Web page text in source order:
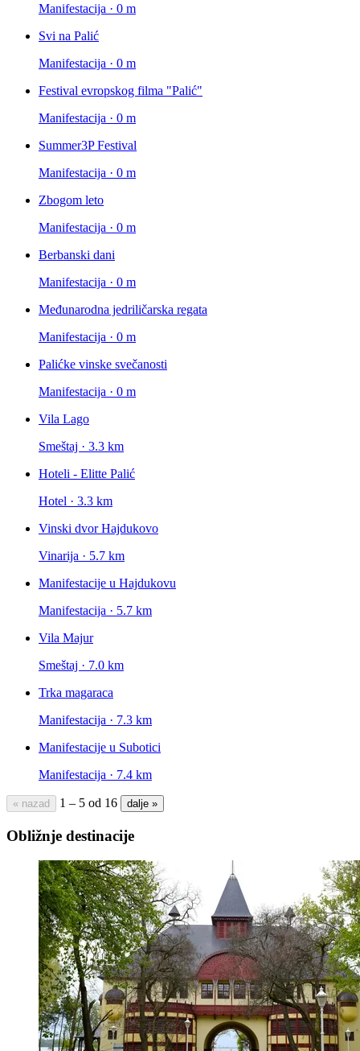
Manifestacija · 0 m
Svi na Palić
Manifestacija · 0 m
Festival evropskog filma "Palić"
Manifestacija · 0 m
Summer3P Festival
Manifestacija · 0 m
Zbogom leto
Manifestacija · 0 m
Berbanski dani
Manifestacija · 0 m
Međunarodna jedriličarska regata
Manifestacija · 0 m
Palićke vinske svečanosti
Manifestacija · 0 m
Vila Lago
Smeštaj · 3.3 km
Hoteli - Elitte Palić
Hotel · 3.3 km
Vinski dvor Hajdukovo
Vinarija · 5.7 km
Manifestacije u Hajdukovu
Manifestacija · 5.7 km
Vila Majur
Smeštaj · 7.0 km
Trka magaraca
Manifestacija · 7.3 km
Manifestacije u Subotici
Manifestacija · 7.4 km
« nazad 1 – 5 od 16 dalje »
Obližnje destinacije